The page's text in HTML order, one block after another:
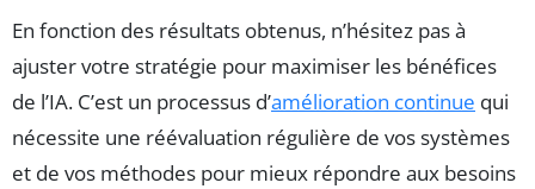
En fonction des résultats obtenus, n’hésitez pas à
ajuster votre stratégie pour maximiser les bénéfices
de l’IA. C’est un processus d’amélioration continue qui
nécessite une réévaluation régulière de vos systèmes
et de vos méthodes pour mieux répondre aux besoins